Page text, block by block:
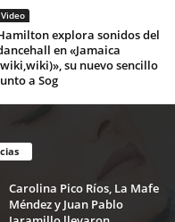
Video
explora sonidos del
en «Jamaica
su nuevo sencillo
a Sog
Carolina Pico Ríos, La Mafe
Méndez y Juan Pablo